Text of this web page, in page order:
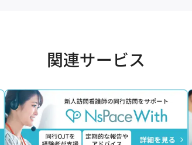
関連サービス